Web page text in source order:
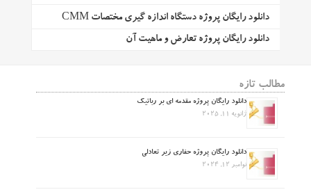
دانلود رایگان پروژه دستگاه اندازه گیری مختصات CMM
دانلود رایگان پروژه تعارض و ماهیت آن
مطالب تازه
دانلود رایگان پروژه مقدمه ای بر رباتیک
ژانویه 11, 2025
دانلود رایگان پروژه حفاری زیر تعادلی
نوامبر 12, 2024